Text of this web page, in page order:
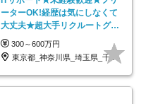
ーターOK!経歴は気にしなくて
大丈夫★超大手リクルートグル
ープの正社員/sg
300～600万円
東京都_神奈川県_埼玉県_千葉県_大阪府…